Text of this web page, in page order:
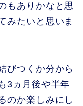
もありかなと思
みたいと思いま
びつくか分から
3ヵ月後や半年
のか楽しみにし